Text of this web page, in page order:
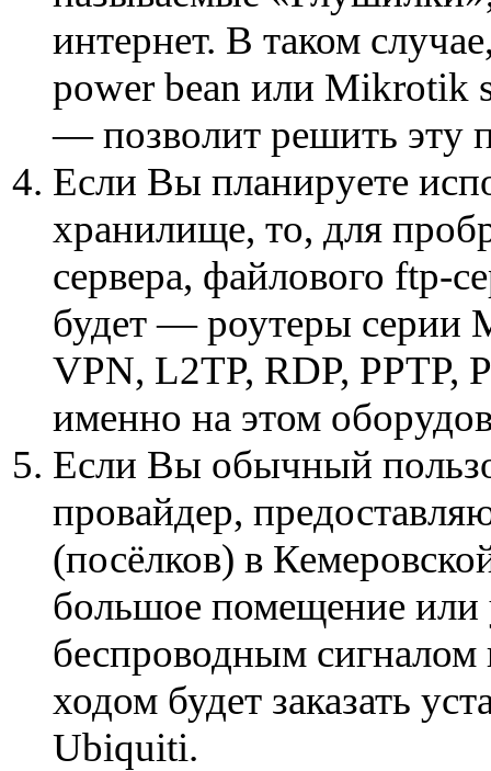
интернет. В таком
power bean или Mikrotik
— позволит решить эту
Если Вы планируете
хранилище, то, для
сервера, файлового ftp-
будет — роутеры серии
VPN, L2TP, RDP, PPTP,
именно на этом
Если Вы обычный
провайдер,
(посёлков) в
большое помещение
беспроводным сигналом
ходом будет заказать
Ubiquiti.